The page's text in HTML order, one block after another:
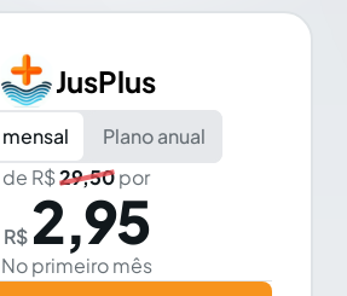
JusPlus
Plano anual
de R$29,50por
R$ 2,95
No primeiro mês